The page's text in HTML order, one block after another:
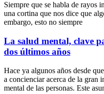
Siempre que se habla de rayos
una cortina que nos dice que
embargo, esto no siempre
La salud mental, clave
dos últimos años
Hace ya algunos años desde
a concienciar acerca de la gran
mental de las personas. Este